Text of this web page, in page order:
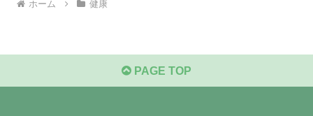
ホーム 健康
PAGE TOP